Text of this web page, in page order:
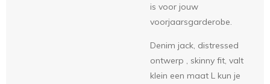
is voor jouw
voorjaarsgarderobe.
Denim jack, distressed
ontwerp , skinny fit, valt
klein een maat L kun je